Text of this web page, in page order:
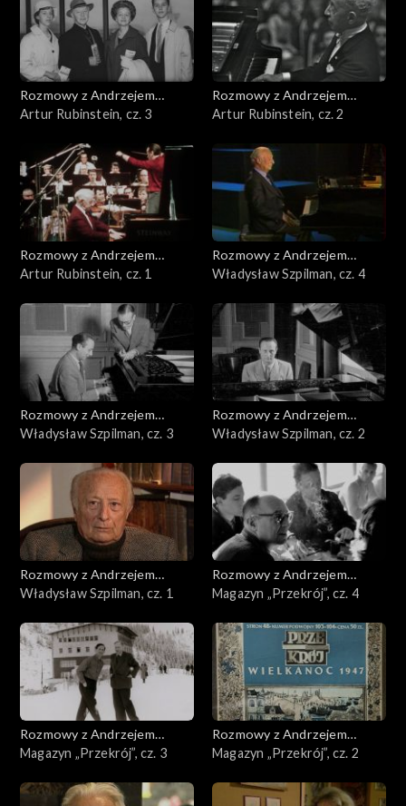
Rozmowy z Andrzejem
Doboszem
Artur Rubinstein, cz. 3
Rozmowy z Andrzejem
Doboszem
Artur Rubinstein, cz. 2
Rozmowy z Andrzejem
Doboszem
Artur Rubinstein, cz. 1
Rozmowy z Andrzejem
Doboszem
Władysław Szpilman, cz. 4
Rozmowy z Andrzejem
Doboszem
Władysław Szpilman, cz. 3
Rozmowy z Andrzejem
Doboszem
Władysław Szpilman, cz. 2
Rozmowy z Andrzejem
Doboszem
Władysław Szpilman, cz. 1
Rozmowy z Andrzejem
Doboszem
Magazyn „Przekrój”, cz. 4
Rozmowy z Andrzejem
Doboszem
Magazyn „Przekrój”, cz. 3
Rozmowy z Andrzejem
Doboszem
Magazyn „Przekrój”, cz. 2